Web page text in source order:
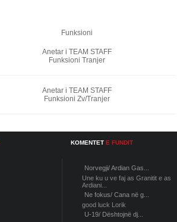
Funksioni
Anetar i TEAM STAFF
Funksioni Tranjer
Anetar i TEAM STAFF
Funksioni Zv/Tranjer
KOMENTET E FUNDIT
Norvegji/ Ardian Gas...
Une ku u ve faj as Granitit e as
Ardiani...
Ne fokus/ Cana në g...
good luck Lorik
U-19/ Dështojnë dj...